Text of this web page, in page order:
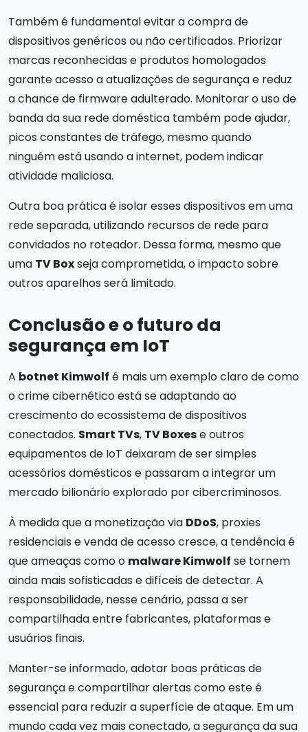
Também é fundamental evitar a compra de
dispositivos genéricos ou não certificados. Priorizar
marcas reconhecidas e produtos homologados
garante acesso a atualizações de segurança e reduz
a chance de firmware adulterado. Monitorar o uso de
banda da sua rede doméstica também pode ajudar,
picos constantes de tráfego, mesmo quando
ninguém está usando a internet, podem indicar
atividade maliciosa.
Outra boa prática é isolar esses dispositivos em uma
rede separada, utilizando recursos de rede para
convidados no roteador. Dessa forma, mesmo que
uma TV Boxseja comprometida, o impacto sobre
outros aparelhos será limitado.
Conclusão e o futuro da
segurança em IoT
A botnet Kimwolf é mais um exemplo claro de como
o crime cibernético está se adaptando ao
crescimento do ecossistema de dispositivos
conectados. Smart TVs, TV Boxese outros
equipamentos de IoT deixaram de ser simples
acessórios domésticos e passaram a integrar um
mercado bilionário explorado por cibercriminosos.
À medida que a monetização via DDoS, proxies
residenciais e venda de acesso cresce, a tendência é
que ameaças como o malware Kimwolf se tornem
ainda mais sofisticadas e difíceis de detectar. A
responsabilidade, nesse cenário, passa a ser
compartilhada entre fabricantes, plataformas e
usuários finais.
Manter-se informado, adotar boas práticas de
segurança e compartilhar alertas como este é
essencial para reduzir a superfície de ataque. Em um
mundo cada vez mais conectado, a segurança da sua